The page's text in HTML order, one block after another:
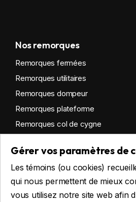
Gérer vos paramètres de
Les témoins (ou cookies)
qui nous permettent de mieux
vous utilisez notre site web afin
Nos remorques
Remorques fermées
Remorques utilitaires
Remorques dompeur
Remorques plateforme
Remorques col de cygne
Remorques sur mesure
Location